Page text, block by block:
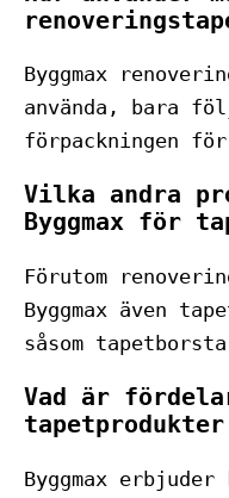
Byggmax
använda, bara
förpackningen
Vilka andra
Byggmax för
Förutom
Byggmax även
såsom
Vad är
tapetprodukter
Byggmax